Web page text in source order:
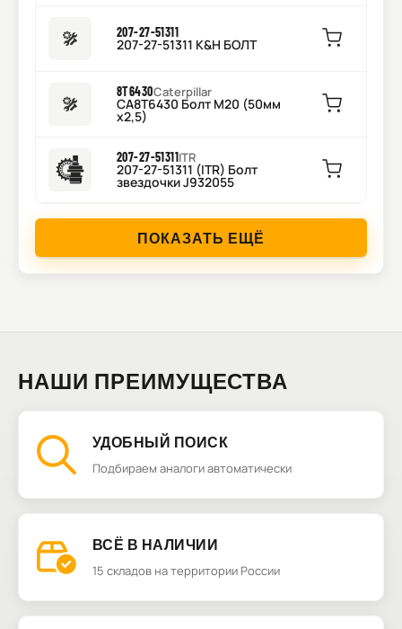
207-27-51311
207-27-51311 K&H БОЛТ
8T6430Caterpillar
CA8T6430 Болт M20 (50мм
x2,5)
207-27-51311ITR
207-27-51311 (ITR) Болт
звездочки J932055
ПОКАЗАТЬ ЕЩЁ
НАШИ ПРЕИМУЩЕСТВА
УДОБНЫЙ ПОИСК
Подбираем аналоги автоматически
ВСЁ В НАЛИЧИИ
15 складов на территории России